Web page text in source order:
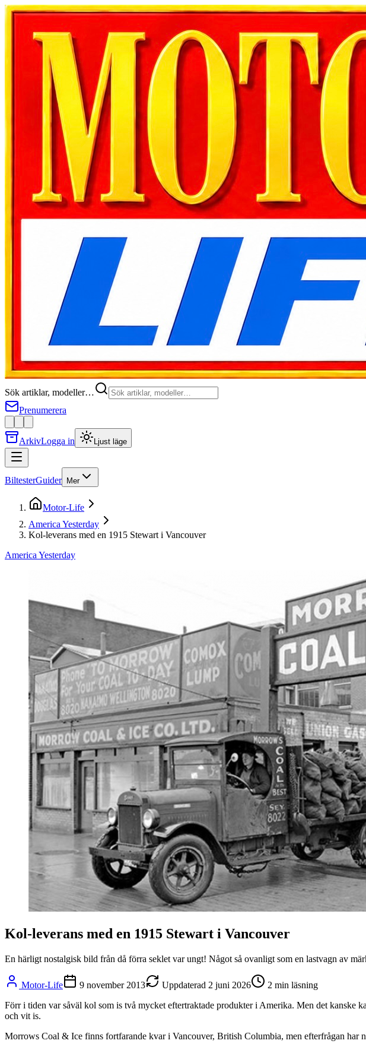
Sök artiklar, modeller…
Prenumerera
ArkivLogga in Ljust läge
BiltesterGuider Mer
Motor-Life
America Yesterday
Kol-leverans med en 1915 Stewart i Vancouver
America Yesterday
Kol-leverans med en 1915 Stewart i Vancouver
En härligt nostalgisk bild från då förra seklet var ungt! Något så ovanligt som en lastvagn av
Motor-Life 9 november 2013 Uppdaterad 2 juni 2026 2 min läsning
Förr i tiden var såväl kol som is två mycket eftertraktade produkter i Amerika. Men det kanske
och vit is.
Morrows Coal & Ice finns fortfarande kvar i Vancouver, British Columbia, men efterfrågan